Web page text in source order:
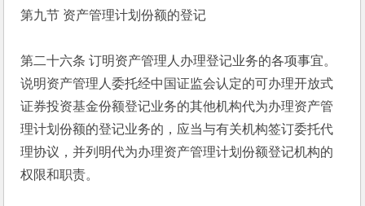
第九节 资产管理计划份额的登记
第二十六条 订明资产管理人办理登记业务的各项事宜。
说明资产管理人委托经中国证监会认定的可办理开放式
证券投资基金份额登记业务的其他机构代为办理资产管
理计划份额的登记业务的，应当与有关机构签订委托代
理协议，并列明代为办理资产管理计划份额登记机构的
权限和职责。